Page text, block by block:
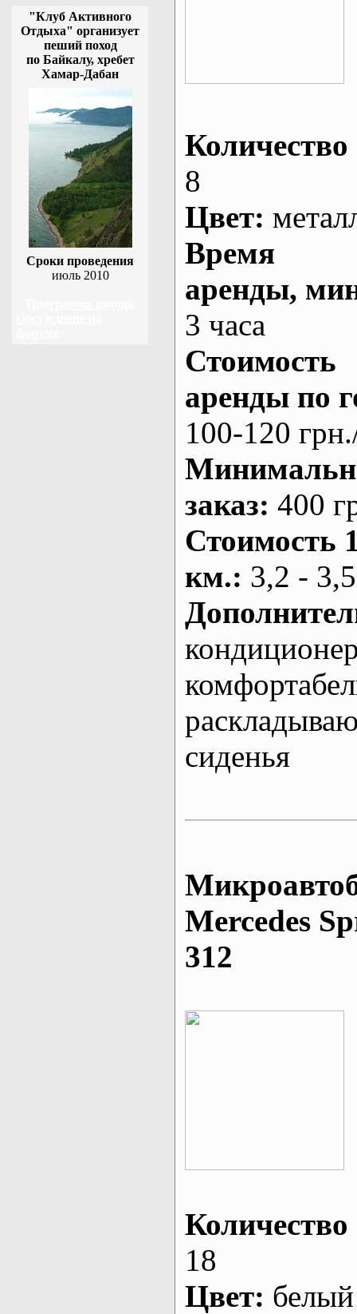
"Клуб Активного
Отдыха" организует
пеший поход
по Байкалу, хребет
Хамар-Дабан
Сроки проведения
июль 2010
Количество
8
Цвет:
Время
аренды,
3 часа
Стоимость
аренды по
100-120
заказ: 400
Стоимость
км.: 3,2 -
сиденья
Mеrcedes
312
Количество
18
Цвет: белый